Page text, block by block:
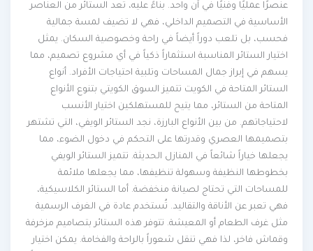
عنصرًا عمليًا وفنيًا في آن واحد. بناءً عليه، تعد الستائر من العناصر
الأساسية في التصميم الداخلي، فهي لا تضيف لمسة جمالية
فحسب، بل تلعب دوراً أيضاً في راحة وخصوصية السكان. يمثل
اختيار الستائر المناسبة استثماراً ذكياً في أي مشروع تصميم، مما
يسهم في إبراز جمال المساحات وتلبية احتياجات الأفراد. أنواع
الستائر المتاحة في الكويت تتميز السوق الكويتي بتنوع الأنواع
المتاحة من الستائر، مما يتيح للمستهلكين اختيار الأنسب
لاحتياجاتهم. من بين الأنواع البارزة، نجد الستائر الويفي، التي تشتهر
بتصميمها العصري وقدرتها على التحكم في دخول الضوء، مما
يجعلها خياراً شائعاً في المنازل الحديثة. تتميز الستائر الويفي
بخطوطها النظيفة وسهولة تنظيفها، مما يجعلها ملائمة
للمساحات التي تحتاج لصيانة منخفضة. أما الستائر الكلاسيكية،
فهي تعبر عن الأناقة والتقاليد. تُستخدم عادة في الغرف الرسمية
مثل غرف الطعام أو المعيشة. تتوفر هذه الستائر بتصاميم مزخرفة
وقماش فاخر، لذا فهي تنقل شعوراً بالراحة والفخامة. يمكن اختيار